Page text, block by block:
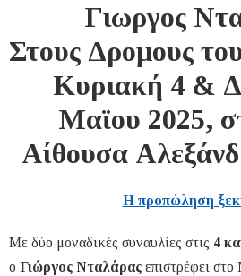
Γιωργος
Στους Δρομους
Κυριακή 4 &
Μαϊου 2025,
Αίθουσα
H προπώληση
Με δύο μοναδικές συναυλίες στις 4
ο Γιώργος Νταλάρας επιστρέφει στο